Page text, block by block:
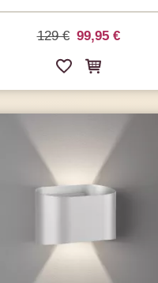
129 € 99,95 €